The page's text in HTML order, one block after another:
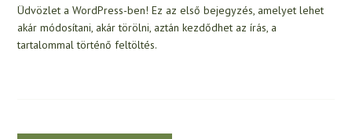
Üdvözlet a WordPress-ben! Ez az első bejegyzés, amelyet lehet
akár módosítani, akár törölni, aztán kezdődhet az írás, a
tartalommal történő feltöltés.